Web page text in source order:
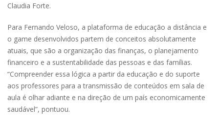
Claudia Forte.
Para Fernando Veloso, a plataforma de educação a distância e
o game desenvolvidos partem de conceitos absolutamente
atuais, que são a organização das finanças, o planejamento
financeiro e a sustentabilidade das pessoas e das famílias.
“Compreender essa lógica a partir da educação e do suporte
aos professores para a transmissão de conteúdos em sala de
aula é olhar adiante e na direção de um país economicamente
saudável”, pontuou.